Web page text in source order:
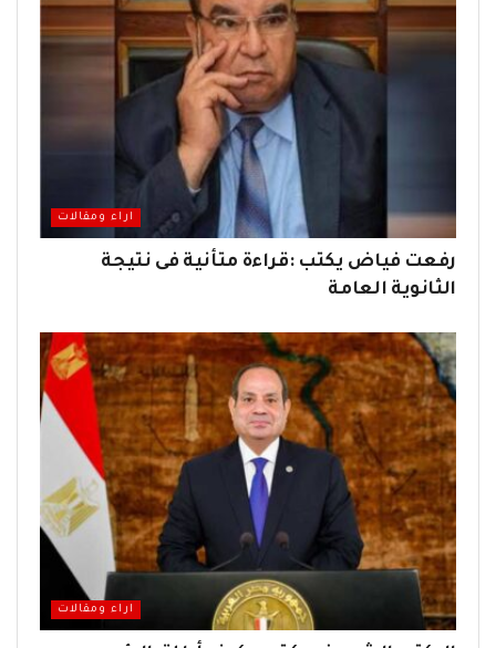
اراء ومقالات
رفعت فياض يكتب :قراءة متأنية فى نتيجة
الثانوية العامة
اراء ومقالات